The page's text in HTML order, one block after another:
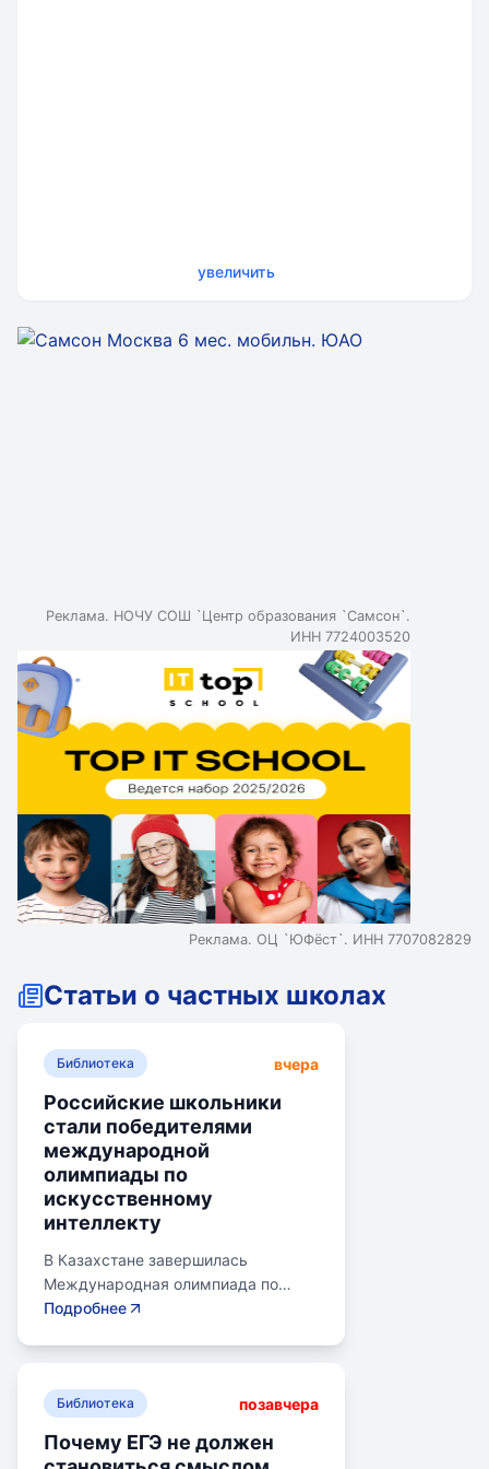
увеличить
Реклама. НОЧУ СОШ `Центр образования `Самсон`.
ИНН 7724003520
Реклама. ОЦ `ЮФёст`. ИНН 7707082829
Статьи о частных школах
Библиотека вчера
Российские школьники
стали победителями
международной
олимпиады по
искусственному
интеллекту
В Казахстане завершилась
Международная олимпиада по
искусственному интеллекту.
бронзовую медаль. Олимпиада
стран, заняв второе место по числу
Подробнее
Библиотека позавчера
Почему ЕГЭ не должен